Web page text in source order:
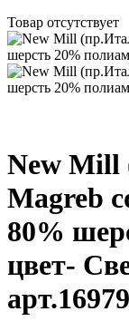
Товар отсутствует
New Mill
Magreb
80%
цвет-
арт.16979